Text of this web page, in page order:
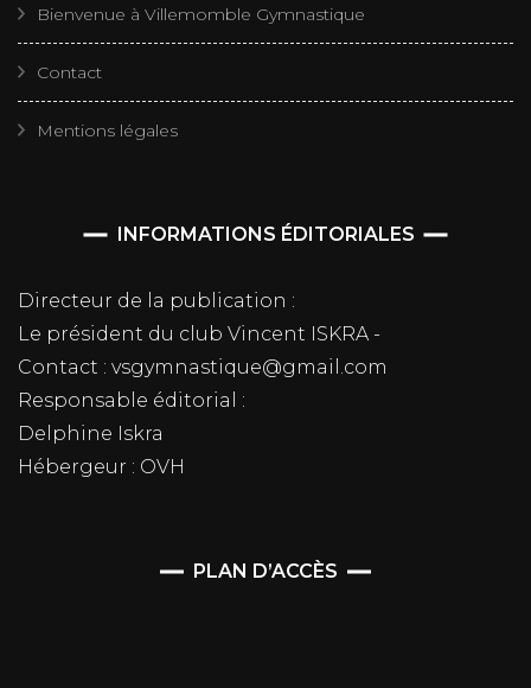
Bienvenue à Villemomble Gymnastique
Contact
Mentions légales
INFORMATIONS ÉDITORIALES
Directeur de la publication :
Le président du club Vincent ISKRA -
Contact : vsgymnastique@gmail.com
Responsable éditorial :
Delphine Iskra
Hébergeur : OVH
PLAN D’ACCÈS